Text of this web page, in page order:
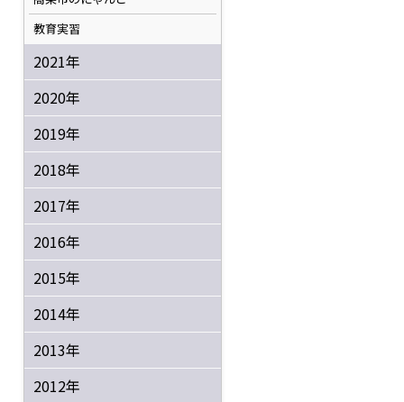
教育実習
2021年
2020年
2019年
2018年
2017年
2016年
2015年
2014年
2013年
2012年